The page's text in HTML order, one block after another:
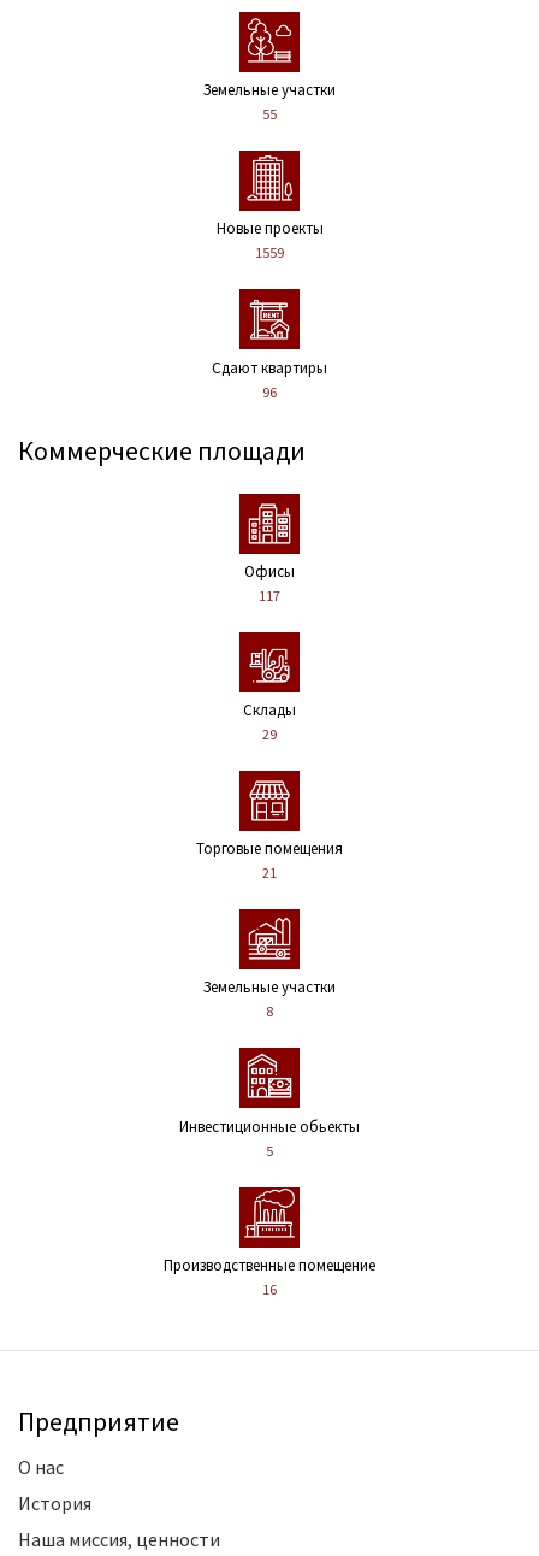
Земельные участки
55
Новые проекты
1559
Сдают квартиры
96
Коммерческие площади
Офисы
117
Склады
29
Торговые помещения
21
Земельные участки
8
Инвестиционные обьекты
5
Производственные помещение
16
Предприятие
О нас
История
Наша миссия, ценности